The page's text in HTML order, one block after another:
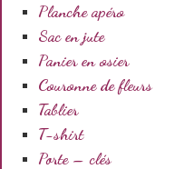
Planche apéro
Sac en jute
Panier en osier
Couronne de fleurs
Tablier
T-shirt
Porte – clés